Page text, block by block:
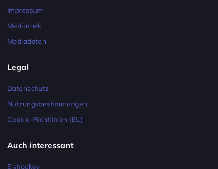
Impressum
Mediathek
Mediadaten
Legal
Datenschutz
Nutzungsbestimmungen
Cookie-Richtlinien (EU)
Auch interessant
Eishockey